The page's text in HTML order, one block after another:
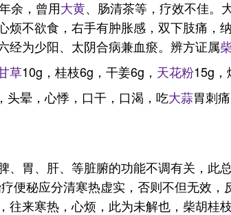
余，曾用大黄、肠清茶等，疗效不佳。
不欲食，右手有肿胀感，双下肢痛
经为少阳、太阴合病兼血瘀。辨方证属
草10g，桂枝6g，干姜6g， 天花粉15g，
头晕，心悸，口干，口渴，吃大蒜胃刺
胃、肝、等脏腑的功能不调有关，此
便秘应分清寒热虚实，否则不但无效
来寒热，心烦，此为未解也，柴胡桂